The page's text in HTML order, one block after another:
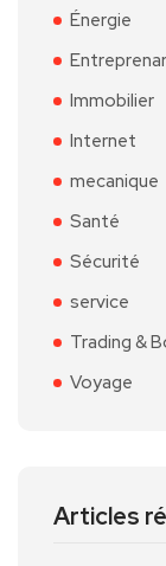
Énergie
Immobilier
Internet
mecanique
Santé
Sécurité
service
Trading &
Voyage
Articles